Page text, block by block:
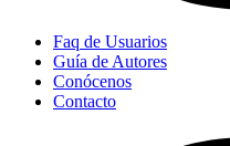
Faq de Usuarios
Guía de Autores
Conócenos
Contacto